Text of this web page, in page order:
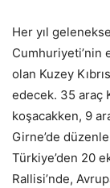
Her yıl
Cumhuriyeti’nin
olan Kuzey
edecek. 35 araç
koşacakken, 9
Girne’de
Türkiye’den 20
Rallisi’nde,